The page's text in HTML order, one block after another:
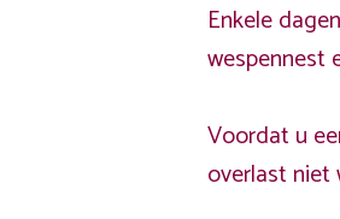
Enkele
wespennest
Voordat u
overlast